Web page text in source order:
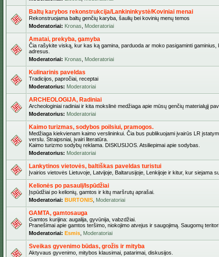
Baltų karybos rekonstrukcija/Lankininkystė/Koviniai menai
Rekonstruojama baltų genčių karyba, šaulių bei kovinių menų temos
Moderatoriai: Kronas Moderatoriai
Amatai, prekyba, gamyba
Čia rašykite viską, kur kas ką gamina, parduoda ar moko pasigaminti
adresus.
Moderatoriai: Kronas Moderatoriai
Kulinarinis paveldas
Tradicijos, papročiai, receptai
Moderatorius: Moderatoriai
ARCHEOLOGIJA, Radiniai
Archeologiniai radiniai ir kita mokslinė medžiaga apie mūsų genčių materialųjį
Moderatorius: Moderatoriai
Kaimo turizmas, sodybos poilsiui, pramogos.
Medžiaga kiekvienam kaimo verslininkui. Čia bus publikuojami įvairūs LR
verslu. Straipsniai, įvairi literatūra.
Kaimo turizmo sodybų reklama. DISKUSIJOS. Atsiliepimai apie sodybas.
Moderatorius: Moderatoriai
Lankytinos vietovės, baltiškas paveldas turistui
Įvairios vietovės Lietuvoje, Latvijoje, Baltarusijoje, Lenkijoje ir kitur, kur siejama
Kelionės po pasaulį/Ispūdžiai
Įspūdžiai po kelionių, gamtos ir kitų maršrutų aprašai.
Moderatoriai: BURTONIS Moderatoriai
GAMTA, gamtosauga
Gamtos kurijina: augalija, gyvūnija, vabzdžiai.
Pranešimai apie gamtos teršimo, niokojimo atvejus ir saugojimą. Saugomų
Moderatoriai: Esmis Moderatoriai
Sveikas gyvenimo būdas, grožis ir mityba
Aktyvaus gyvenimo, mitybos klausimai, patarimai, diskusijos.